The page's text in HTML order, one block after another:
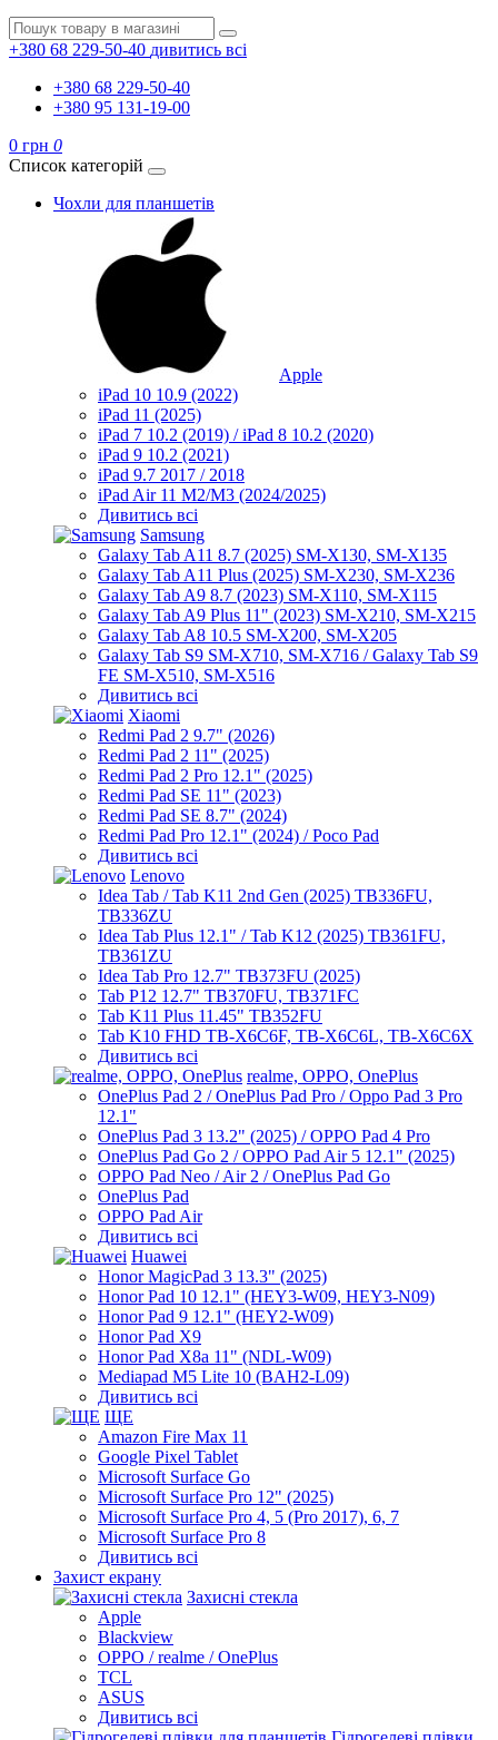
+380 68 229-50-40 дивитись всі
+380 68 229-50-40
+380 95 131-19-00
0 грн 0
Список категорій
Чохли для планшетів
Apple
iPad 10 10.9 (2022)
iPad 11 (2025)
iPad 7 10.2 (2019) / iPad 8 10.2 (2020)
iPad 9 10.2 (2021)
iPad 9.7 2017 / 2018
iPad Air 11 M2/M3 (2024/2025)
Дивитись всі
Samsung
Galaxy Tab A11 8.7 (2025) SM-X130, SM-X135
Galaxy Tab A11 Plus (2025) SM-X230, SM-X236
Galaxy Tab A9 8.7 (2023) SM-X110, SM-X115
Galaxy Tab A9 Plus 11" (2023) SM-X210, SM-X215
Galaxy Tab A8 10.5 SM-X200, SM-X205
Galaxy Tab S9 SM-X710, SM-X716 / Galaxy Tab S9
FE SM-X510, SM-X516
Дивитись всі
Xiaomi
Redmi Pad 2 9.7" (2026)
Redmi Pad 2 11" (2025)
Redmi Pad 2 Pro 12.1" (2025)
Redmi Pad SE 11" (2023)
Redmi Pad SE 8.7" (2024)
Redmi Pad Pro 12.1" (2024) / Poco Pad
Дивитись всі
Lenovo
Idea Tab / Tab K11 2nd Gen (2025) TB336FU,
TB336ZU
Idea Tab Plus 12.1" / Tab K12 (2025) TB361FU,
TB361ZU
Idea Tab Pro 12.7" TB373FU (2025)
Tab P12 12.7" TB370FU, TB371FC
Tab K11 Plus 11.45" TB352FU
Tab K10 FHD TB-X6C6F, TB-X6C6L, TB-X6C6X
Дивитись всі
realme, OPPO, OnePlus
OnePlus Pad 2 / OnePlus Pad Pro / Oppo Pad 3 Pro
12.1"
OnePlus Pad 3 13.2" (2025) / OPPO Pad 4 Pro
OnePlus Pad Go 2 / OPPO Pad Air 5 12.1" (2025)
OPPO Pad Neo / Air 2 / OnePlus Pad Go
OnePlus Pad
OPPO Pad Air
Дивитись всі
Huawei
Honor MagicPad 3 13.3" (2025)
Honor Pad 10 12.1" (HEY3-W09, HEY3-N09)
Honor Pad 9 12.1" (HEY2-W09)
Honor Pad X9
Honor Pad X8a 11" (NDL-W09)
Mediapad M5 Lite 10 (BAH2-L09)
Дивитись всі
ЩЕ
Amazon Fire Max 11
Google Pixel Tablet
Microsoft Surface Go
Microsoft Surface Pro 12" (2025)
Microsoft Surface Pro 4, 5 (Pro 2017), 6, 7
Microsoft Surface Pro 8
Дивитись всі
Захист екрану
Захисні стекла
Apple
Blackview
OPPO / realme / OnePlus
TCL
ASUS
Дивитись всі